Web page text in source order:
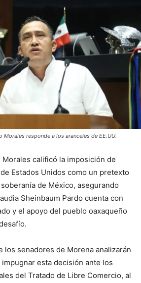
responde a los aranceles de EE.UU.
calificó la imposición de
Estados Unidos como un pretexto
de México, asegurando
Sheinbaum Pardo cuenta con
y el apoyo del pueblo oaxaqueño
los senadores de Morena analizarán
esta decisión ante los
del Tratado de Libre Comercio, al